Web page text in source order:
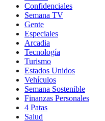
Confidenciales
Semana TV
Gente
Especiales
Arcadia
Tecnología
Turismo
Estados Unidos
Vehículos
Semana Sostenible
Finanzas Personales
4 Patas
Salud